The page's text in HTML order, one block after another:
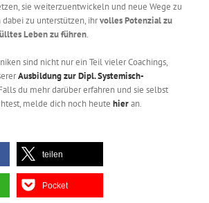
sie weiterzuentwickeln und neue Wege zu
zu unterstützen, ihrvolles Potenzial zu
Leben zu führen.
sind nicht nur ein Teil vieler Coachings,
Ausbildung zur Dipl. Systemisch-
du mehr darüber erfahren und sie selbst
melde dich noch heute hieran.
teilen
Pocket